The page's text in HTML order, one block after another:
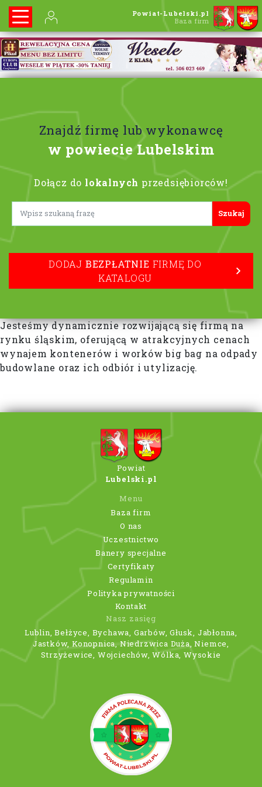
Powiat-Lubelski.pl
Baza firm
Znajdź firmę lub wykonawcę
w powiecie Lubelskim
Dołącz do lokalnych przedsiębiorców!
Lorem ipsum
DODAJ BEZPŁATNIE FIRMĘ DO
KATALOGU
Jesteśmy dynamicznie rozwijającą się firmą na
rynku śląskim, oferującą w atrakcyjnych cenach
wynajem kontenerów i worków big bag na odpady
budowlane oraz ich odbiór i utylizację.
Powiat
Lubelski.pl
Menu
Baza firm
O nas
Uczestnictwo
Banery specjalne
Certyfikaty
Regulamin
Polityka prywatności
Kontakt
Nasz zasięg
Lublin, Bełżyce, Bychawa, Garbów, Głusk, Jabłonna,
Jastków, Konopnica, Niedrzwica Duża, Niemce,
Strzyżewice, Wojciechów, Wólka, Wysokie